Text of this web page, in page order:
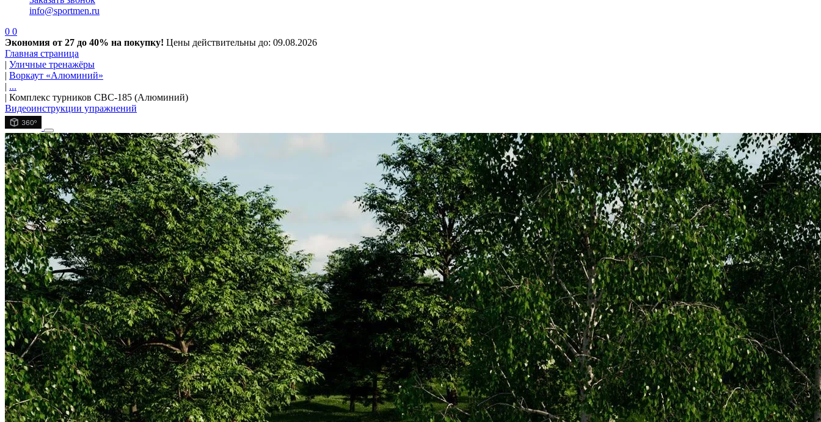
info@sportmen.ru
0 0
Экономия от 27 до 40% на покупку! Цены действительны до: 09.08.2026
Главная страница
| Уличные тренажёры
| Воркаут «Алюминий»
| ...
| Комплекс турников СВС-185 (Алюминий)
Видеоинструкции упражнений